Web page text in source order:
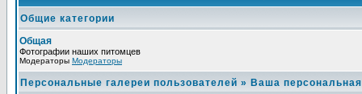
Общие категории
Общая
Фотографии наших питомцев
Модераторы Модераторы
Персональные галереи пользователей » Ваша